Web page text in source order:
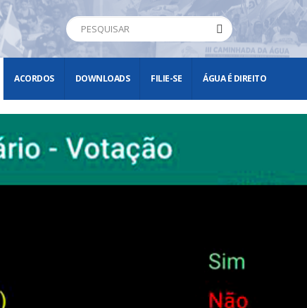
ACORDOS DOWNLOADS FILIE-SE ÁGUA É DIREITO